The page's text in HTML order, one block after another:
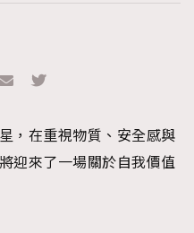
，在重視物質、安全感與
迎來了一場關於自我價值